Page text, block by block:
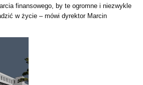
finansowego, by te ogromne i niezwykle
w życie – mówi dyrektor Marcin